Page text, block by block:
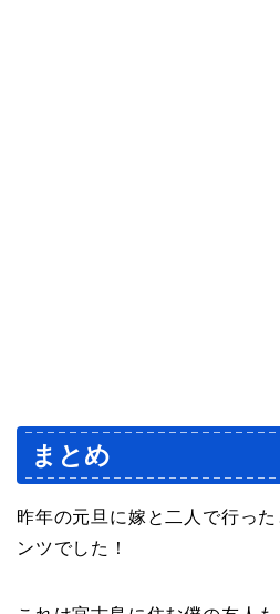
まとめ
昨年の元旦に嫁と二人で行っ
ンツでした！